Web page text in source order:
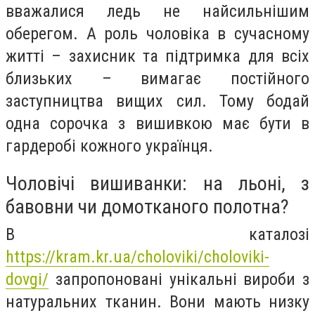
вважалися ледь не найсильнішим
оберегом. А роль чоловіка в сучасному
житті – захисник та підтримка для всіх
близьких – вимагає постійного
заступництва вищих сил. Тому бодай
одна сорочка з вишивкою має бути в
гардеробі кожного українця.
Чоловічі вишиванки: на льоні, з
бавовни чи домотканого полотна?
В каталозі
https://kram.kr.ua/choloviki/choloviki-
dovgi/ запропоновані унікальні вироби з
натуральних тканин. Вони мають низку